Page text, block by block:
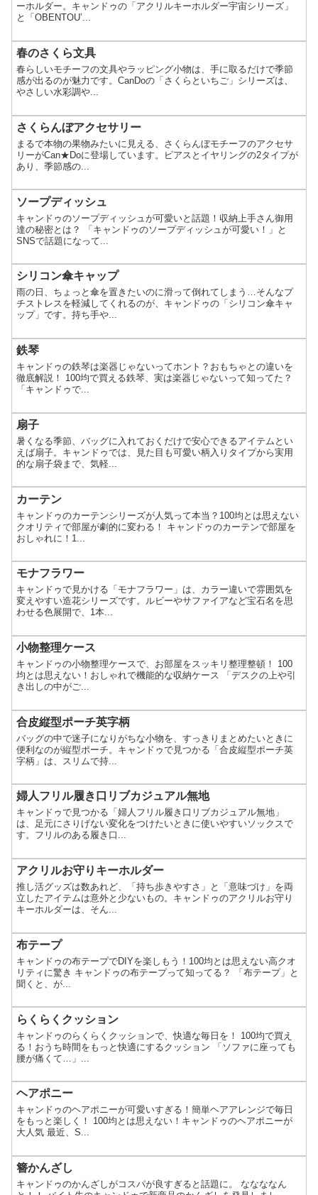
ーホルダー。キャンドゥの「アクリルキーホルダー宇宙シリーズ」
と「OBENTOU’...
春のさくら文具
春らしいモチーフの文具やラッピング小物は、手に取るだけで季節
感が出るのが魅力です。CanDoの「さくらといちご」シリーズは、
やさしい水彩調や...
さくらんぼアクセサリー
まるで本物の果物みたいに見える、さくらんぼモチーフのアクセサ
リーがCan★Doに登場しています。ピアスとイヤリングの2タイプが
あり、季節感の...
ソープディッシュ
キャンドゥのソープディッシュが可愛いと話題！収納上手さん御用
達の秘密とは？ 「キャンドゥのソープディッシュが可愛い！」と
SNSで話題になって...
シリコン傘キャップ
雨の日、ちょっと傘を置きたいのに滑って倒れてしまう…そんなプ
チストレスを軽減してくれるのが、キャンドゥの「シリコン傘キャ
ップ」です。持ち手や...
鉄琴
キャンドゥの鉄琴は楽器じゃないってホント？おもちゃとの違いを
徹底解説！ 100均で買える鉄琴、実は楽器じゃないって知ってた？
「キャンドゥで...
扇子
暑くなる季節、バッグに入れておくだけで安心できるアイテムとい
えば扇子。キャンドゥでは、見た目も可愛い柄入りタイプから実用
的な扇子袋まで、気軽...
カーテン
キャンドゥのカーテンシリーズが人気って本当？100均とは思えない
クオリティで部屋が劇的に変わる！ キャンドゥのカーテンで部屋を
おしゃれに！1...
モナフラワー
キャンドゥで見かける「モナフラワー」は、カラー違いで雰囲気を
変えやすい造花シリーズです。ルビーやサファイアなど宝石名を思
わせる色展開で、1本...
小物整理ケース
キャンドゥの小物整理ケースで、お部屋をスッキリ整理整頓！ 100
均とは思えない！おしゃれで機能的な収納ケース 「デスクの上や引
き出しの中がご...
合皮縦型ポーチ英字柄
バッグの中で迷子になりがちな小物を、すっきりまとめたいときに
便利なのが縦型ポーチ。キャンドゥで見つかる「合皮縦型ポーチ英
字柄」は、スリムで持...
婦人フリル履き口リブカジュアル無地
キャンドゥで見つかる「婦人フリル履き口リブカジュアル無地」
は、足元にさりげない変化をつけたいときに使いやすいソックスで
す。フリルのある履き口...
アクリルお守りキーホルダー
推し活グッズは数あれど、「持ち歩きやすさ」と「意味づけ」を両
立したアイテムは意外と少ないもの。キャンドゥのアクリルお守り
キーホルダーは、そん...
布テープ
キャンドゥの布テープでDIYを楽しもう！100均とは思えない高クオ
リティに驚き キャンドゥの布テープって知ってる？ 「布テープ」と
聞くと、が...
らくらくクッション
キャンドゥのらくらくクッションで、快適な毎日を！ 100均で買え
る！おうち時間をもっと快適にするクッション 「ソファに座っても
腰が痛くて…」...
ヘアポニー
キャンドゥのヘアポニーが可愛いすぎる！簡単ヘアアレンジで毎日
をもっと楽しく！ 100均とは思えない！キャンドゥのヘアポニーが
大人気 最近、S...
簪かんざし
キャンドゥのかんざしがコスパが良すぎると話題に。 ななななん